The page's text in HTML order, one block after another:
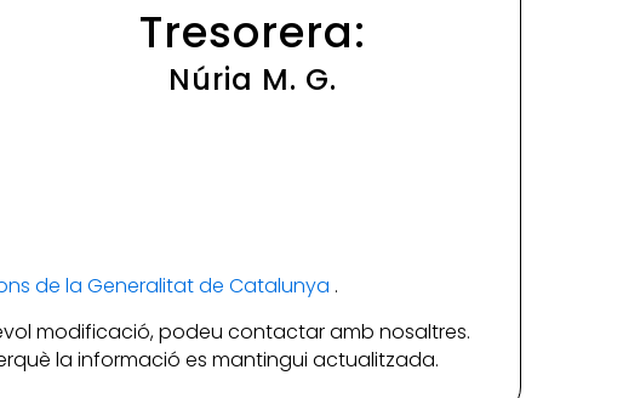
Tresorera:
Núria M. G.
de la Generalitat de Catalunya .
modificació, podeu contactar amb nosaltres.
la informació es mantingui actualitzada.